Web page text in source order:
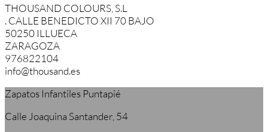
THOUSAND COLOURS, S.L
. CALLE BENEDICTO XII 70 BAJO
50250 ILLUECA
ZARAGOZA
976822104
info@thousand.es
Zapatos Infantiles Puntapié
Calle Joaquina Santander, 54